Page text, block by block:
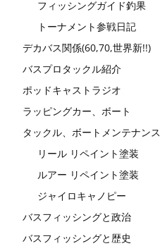
フィッシングガイド釣果
トーナメント参戦日記
デカバス関係(60,70,世界新!!)
バスプロタックル紹介
ポッドキャストラジオ
ラッピングカー、ボート
タックル、ボートメンテナンス
リール リペイント塗装
ルアー リペイント塗装
ジャイロキャノピー
バスフィッシングと政治
バスフィッシングと歴史